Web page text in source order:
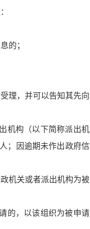
的；
理，并可以告知其先向
机构（以下简称派出机
；因逾期未作出政府信
机关或者派出机构为被
的，以该组织为被申请